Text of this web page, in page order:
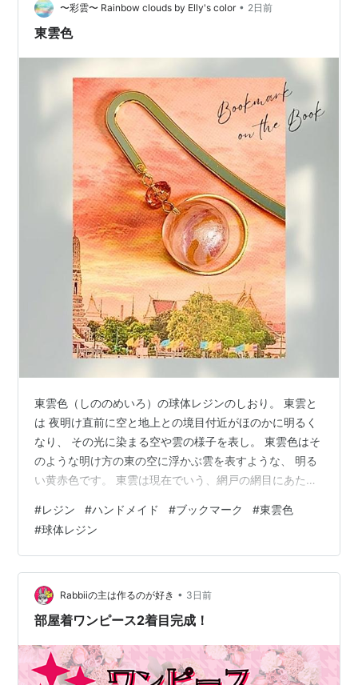
丁目２９−１１ マルケービル B1～2F 営業時間10:00-
18:00。定休日…
〜彩雲〜 Rainbow clouds by Elly's color • 2日前
東雲色
東雲色（しののめいろ）の球体レジンのしおり。 東雲と
は 夜明け直前に空と地上との境目付近がほのかに明るく
なり、 その光に染まる空や雲の様子を表し。 東雲色はそ
のような明け方の東の空に浮かぶ雲を表すような、 明る
い黄赤色です。 東雲は現在でいう、網戸の網目にあたる
（しののめ）」といったそうです。 東の雲が薄いピンク
に染まり、 真っ暗な室内に「篠の目」から明かりが差し
込んだことから、 “東雲色”を「しののめいろ」と呼ぶよ
うになったようです。 とても繊細で美しい言葉ですね。
ランキング参加中ハンドメイド ランキング参加中【公
式】2026年開設ブログ…
#レジン #ハンドメイド #ブックマーク #東雲色
#球体レジン
Rabbiiの主は作るのが好き • 3日前
部屋着ワンピース2着目完成！